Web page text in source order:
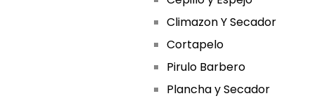
Climazon Y Secador
Cortapelo
Pirulo Barbero
Plancha y Secador